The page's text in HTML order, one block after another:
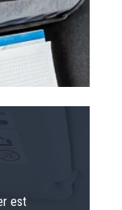
est